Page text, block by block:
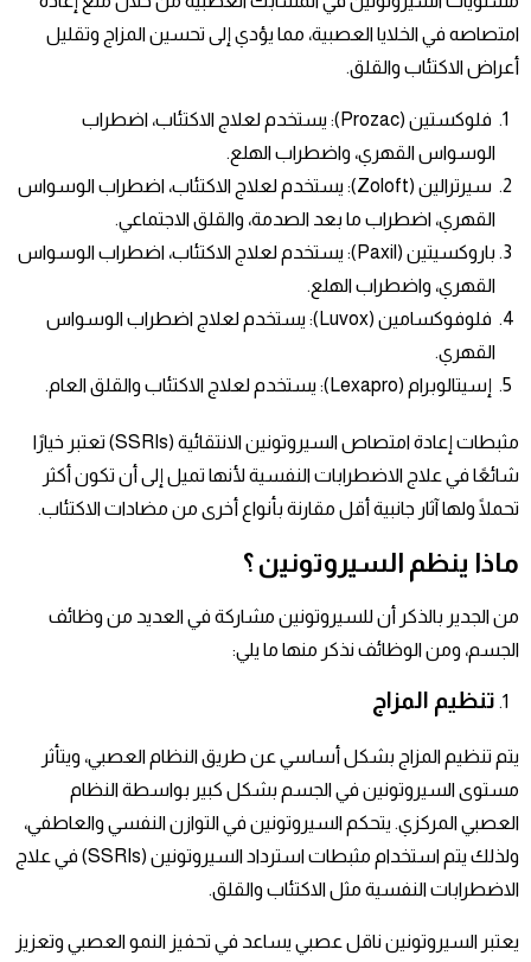
امتصاصه في الخلايا العصبية، مما يؤدي إلى تحسين المزاج وتقليل
أعراض الاكتئاب والقلق.
فلوكستين (Prozac)
: يستخدم لعلاج الاكتئاب، اضطراب
الوسواس القهري، واضطراب الهلع.
سيرترالين (Zoloft): يستخدم لعلاج الاكتئاب، اضطراب الوسواس
القهري، اضطراب ما بعد الصدمة، والقلق الاجتماعي.
باروكسيتين (Paxil): يستخدم لعلاج الاكتئاب، اضطراب الوسواس
القهري، واضطراب الهلع.
فلوفوكسامين (Luvox): يستخدم لعلاج اضطراب الوسواس
القهري.
إسيتالوبرام (Lexapro): يستخدم لعلاج الاكتئاب والقلق العام.
مثبطات إعادة امتصاص السيروتونين الانتقائية (SSRIs) تعتبر خيارًا
شائعًا في علاج الاضطرابات النفسية لأنها تميل إلى أن تكون أكثر
تحملًا ولها آثار جانبية أقل مقارنة بأنواع أخرى من مضادات الاكتئاب.
ماذا ينظم السيروتونين ؟
من الجدير بالذكر أن للسيروتونين مشاركة في العديد من وظائف
الجسم، ومن الوظائف نذكر منها ما يلي:
تنظيم المزاج
يتم تنظيم المزاج بشكل أساسي عن طريق النظام العصبي، ويتأثر
مستوى السيروتونين في الجسم بشكل كبير بواسطة النظام
العصبي المركزي. يتحكم السيروتونين في التوازن النفسي والعاطفي،
ولذلك يتم استخدام مثبطات استرداد السيروتونين (SSRIs) في علاج
الاضطرابات النفسية مثل الاكتئاب والقلق.
يعتبر السيروتونين ناقل عصبي يساعد في تحفيز النمو العصبي وتعزيز